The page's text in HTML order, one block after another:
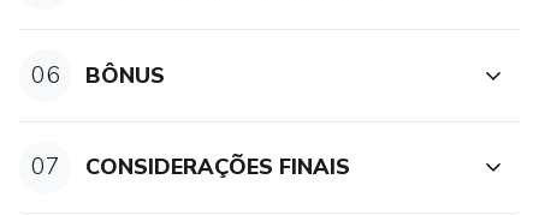
06 BÔNUS
07 CONSIDERAÇÕES FINAIS